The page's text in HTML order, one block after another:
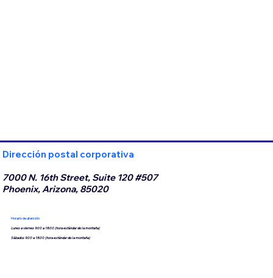
Dirección postal corporativa
7000 N. 16th Street, Suite 120 #507
Phoenix, Arizona, 85020
Horario de atención
Lunes a viernes 9:00 a 18:00 (hora estándar de la montaña)
Sábados 9:00 a 18:00 (hora estándar de la montaña)